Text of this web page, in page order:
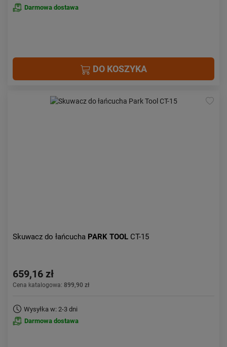
Darmowa dostawa
DO KOSZYKA
Skuwacz do łańcucha PARK TOOL CT-15
659,16 zł
Cena katalogowa: 899,90 zł
Wysyłka w: 2-3 dni
Darmowa dostawa